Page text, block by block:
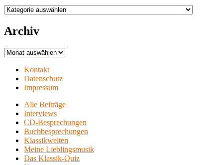
Aufführungsorte
Archiv
Archiv
Kontakt
Datenschutz
Impressum
Alle Beiträge
Interviews
CD-Besprechungen
Buchbesprechungen
Klassikwelten
Meine Lieblingsmusik
Das Klassik-Quiz